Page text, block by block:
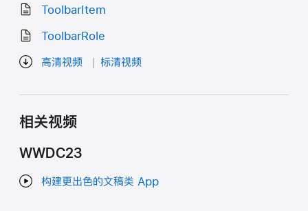
ToolbarItem
ToolbarRole
高清视频 标清视频
相关视频
WWDC23
构建更出色的文稿类 App